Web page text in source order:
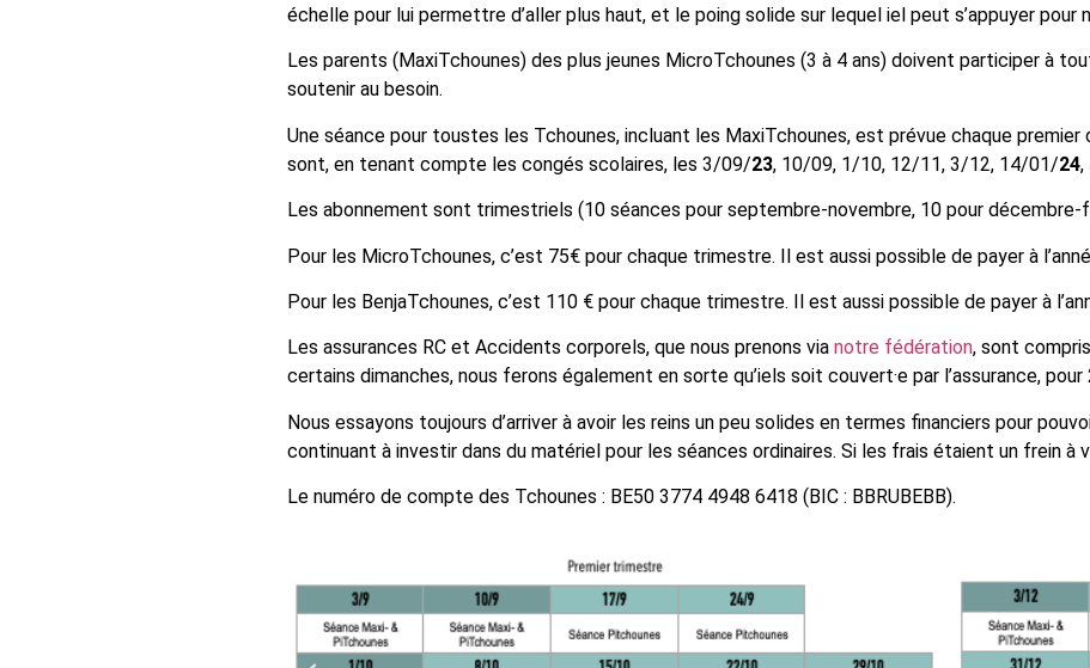
échelle pour lui permettre d’aller plus haut, et le poing solide sur lequel iel peut s’appuyer
Les parents (MaxiTchounes) des plus jeunes MicroTchounes (3 à 4 ans) doivent participer à
soutenir au besoin.
Une séance pour toustes les Tchounes, incluant les MaxiTchounes, est prévue chaque
sont, en tenant compte les congés scolaires, les 3/09/23, 10/09, 1/10, 12/11, 3/12, 14/01/24,
Les abonnement sont trimestriels (10 séances pour septembre-novembre, 10 pour décembre-
Pour les MicroTchounes, c’est 75€ pour chaque trimestre. Il est aussi possible de payer à
Pour les BenjaTchounes, c’est 110 € pour chaque trimestre. Il est aussi possible de payer à
Les assurances RC et Accidents corporels, que nous prenons via notre fédération, sont
certains dimanches, nous ferons également en sorte qu’iels soit couvert·e par l’assurance,
Nous essayons toujours d’arriver à avoir les reins un peu solides en termes financiers pour
continuant à investir dans du matériel pour les séances ordinaires. Si les frais étaient un frein à
Le numéro de compte des Tchounes : BE50 3774 4948 6418 (BIC : BBRUBEBB).